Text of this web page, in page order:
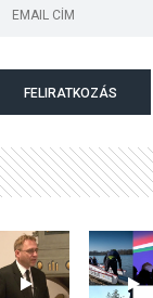
FELIRATKOZÁS